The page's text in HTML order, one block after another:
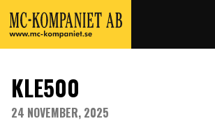
KLE500
24 NOVEMBER, 2025